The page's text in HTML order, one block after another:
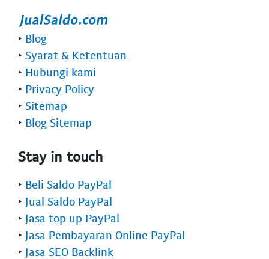
‣ Blog
‣ Syarat & Ketentuan
‣ Hubungi kami
‣ Privacy Policy
‣ Sitemap
‣ Blog Sitemap
Stay in touch
‣ Beli Saldo PayPal
‣ Jual Saldo PayPal
‣ Jasa top up PayPal
‣ Jasa Pembayaran Online PayPal
‣ Jasa SEO Backlink